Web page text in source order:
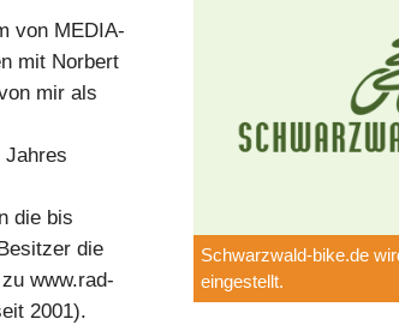
Schwarzwald-bike.de
eingestellt.
von MEDIA-
mit Norbert
mir als
Jahres
die bis
die
www.rad-
2001).